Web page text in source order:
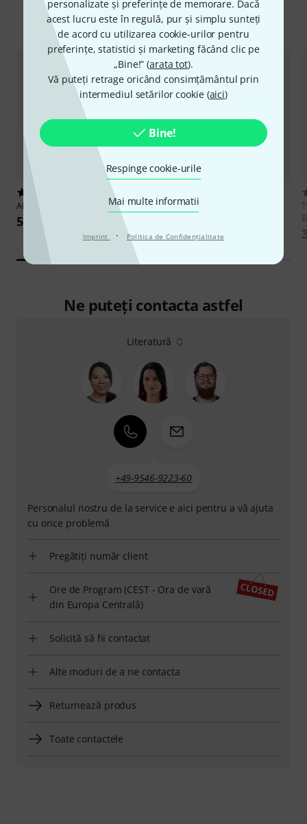
personalizate și preferințe de memorare. Dacă
acest lucru este în regulă, pur și simplu sunteți
de acord cu utilizarea cookie-urilor pentru
preferințe, statistici și marketing făcând clic pe
„Bine!” (arata tot).
Vă puteți retrage oricând consimțământul prin
intermediul setărilor cookie (aici)
Bine!
Respinge cookie-urile
Mai multe informatii
Imprint · Politica de Confidenţialitate
Top Sellers Hot Deals Produse noi Lichidări de Stoc
Airturn
522 lei
JoyoJSP-01 Page Turner Pedal
Ne puteți contacta astfel
Literatură
+49-9546-9223-60
Personalul nostru de la service e aici pentru a vă ajuta
cu orice problemă
Pregătiți număr client
Ore de Program (CEST - Ora de vară
din Europa Centrală)
Solicită să fii contactat
Alte moduri de a ne contacta
Returnează produs
Toate contactele